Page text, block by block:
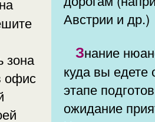
зона
офис
Австрии и др.)
Знание нюансов и традиций страны,
куда вы едете
этапе
ожидание